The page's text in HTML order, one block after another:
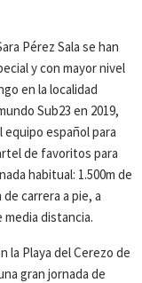
Pérez Sala se han
y con mayor nivel
en la localidad
Sub23 en 2019,
equipo español para
de favoritos para
habitual: 1.500m de
carrera a pie, a
media distancia.
la Playa del Cerezo de
gran jornada de